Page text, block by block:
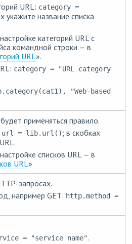
URL: category =
укажите название списка
категорий URL с
командной строки — в
URL».
category = "URL category
"Web-based
применяться правило.
url = lib.url(); в скобках
списков URL — в
URL»
запросах.
например GET: http.method =
= "service name".